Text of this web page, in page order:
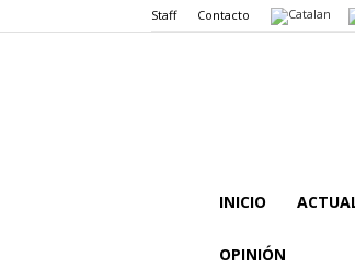
Staff Contacto
INICIO
OPINIÓN